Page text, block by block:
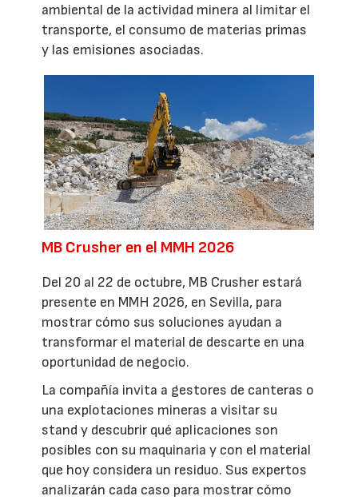
ambiental de la actividad minera al limitar el
transporte, el consumo de materias primas
y las emisiones asociadas.
MB Crusher en el MMH 2026
Del 20 al 22 de octubre, MB Crusher estará
presente en MMH 2026, en Sevilla, para
mostrar cómo sus soluciones ayudan a
transformar el material de descarte en una
oportunidad de negocio.
La compañía invita a gestores de canteras o
una explotaciones mineras a visitar su
stand y descubrir qué aplicaciones son
posibles con su maquinaria y con el material
que hoy considera un residuo. Sus expertos
analizarán cada caso para mostrar cómo